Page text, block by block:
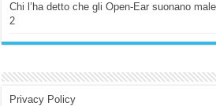
Chi l’ha detto che gli Open-Ear suonano
2
Privacy Policy